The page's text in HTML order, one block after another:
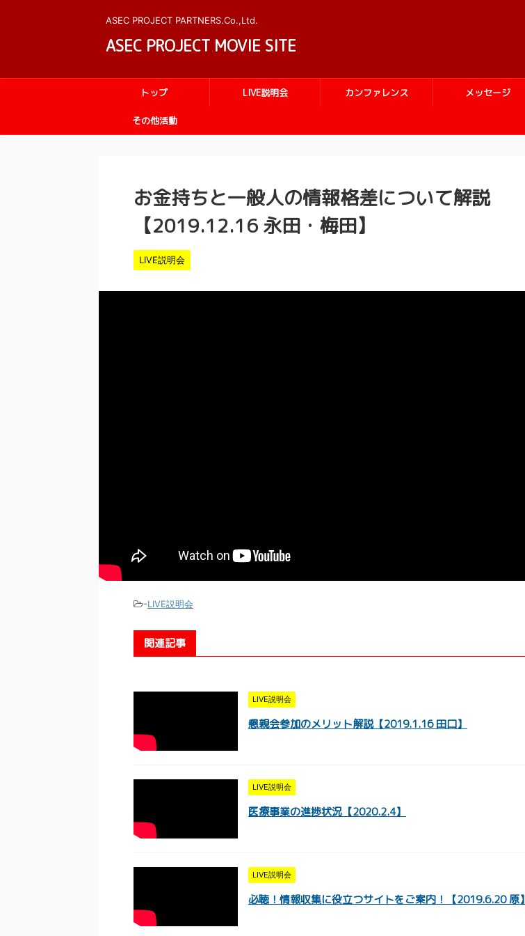
ASEC PROJECT PARTNERS.Co.,Ltd.
ASEC PROJECT MOVIE SITE
トップ LIVE説明会 カンファレンス メッセージ
その他活動
お金持ちと一般人の情報格差について解説
【2019.12.16 永田・梅田】
LIVE説明会
-LIVE説明会
関連記事
LIVE説明会
懇親会参加のメリット解説【2019.1.16 田口】
LIVE説明会
医療事業の進捗状況【2020.2.4】
LIVE説明会
必聴！情報収集に役立つサイトをご案内！【2019.6.20 原】